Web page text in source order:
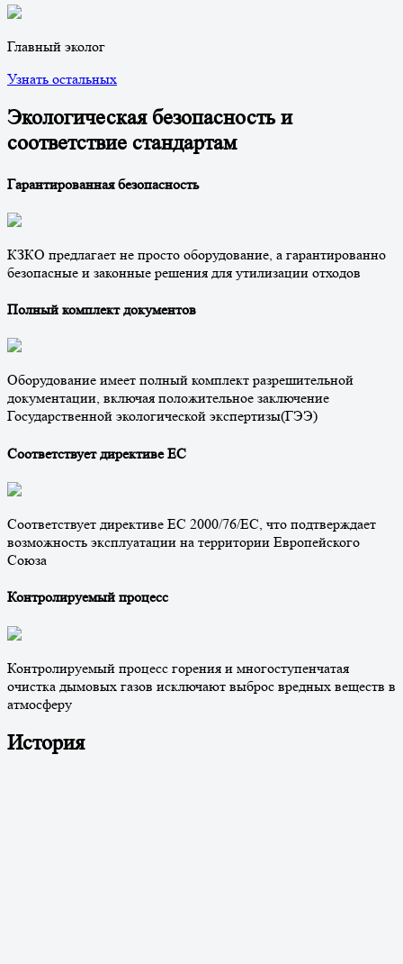
Главный эколог
Узнать остальных
Экологическая безопасность и
соответствие стандартам
Гарантированная безопасность
КЗКО предлагает не просто оборудование, а гарантированно
безопасные и законные решения для утилизации отходов
Полный комплект документов
Оборудование имеет полный комплект разрешительной
документации, включая положительное заключение
Государственной экологической экспертизы(ГЭЭ)
Соответствует директиве ЕС
Соответствует директиве ЕС 2000/76/EC, что подтверждает
возможность эксплуатации на территории Европейского
Союза
Контролируемый процесс
Контролируемый процесс горения и многоступенчатая
очистка дымовых газов исключают выброс вредных веществ в
атмосферу
История